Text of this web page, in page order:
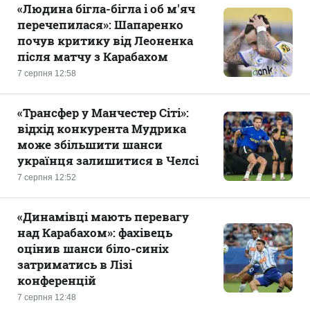
7 серпня 12:58
«Людина бігла-бігла і об м'яч
перечепилася»: Шапаренко
почув критику від Леоненка
після матчу з Карабахом
7 серпня 12:52
«Трансфер у Манчестер Сіті»:
відхід конкурента Мудрика
може збільшити шанси
українця залишитися в Челсі
7 серпня 12:48
«Динамівці мають перевагу
над Карабахом»: фахівець
оцінив шанси біло-синіх
затриматись в Лізі
конференцій